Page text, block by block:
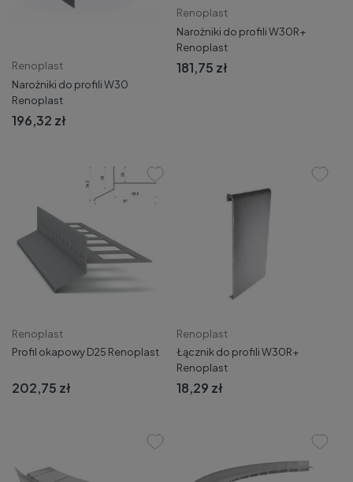
Renoplast
Narożniki do profili W30
Renoplast
196,32 zł
Renoplast
Narożniki do profili W30R+
Renoplast
181,75 zł
Renoplast
Profil okapowy D25 Renoplast
202,75 zł
Renoplast
Łącznik do profili W30R+
Renoplast
18,29 zł